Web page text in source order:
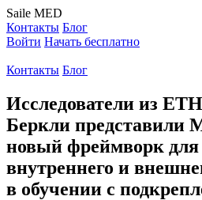
Saile MED
Контакты Блог
Войти Начать бесплатно
Контакты Блог
Исследователи из
Беркли представили
новый фреймворк для
внутреннего и
в обучении с